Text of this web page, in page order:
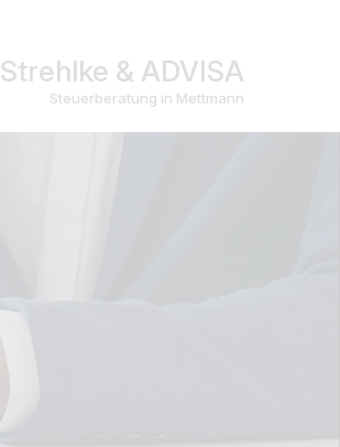
Strehlke & ADVISA
Steuerberatung in Mettmann